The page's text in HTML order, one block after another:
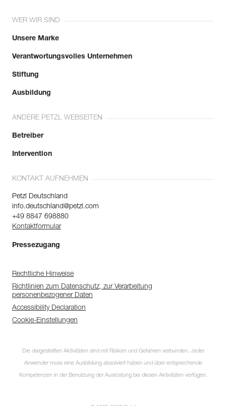
WER WIR SIND
Unsere Marke
Verantwortungsvolles Unternehmen
Stiftung
Ausbildung
ANDERE PETZL WEBSEITEN
Betreiber
Intervention
KONTAKT AUFNEHMEN
Petzl Deutschland
info.deutschland@petzl.com
+49 8847 698880
Kontaktformular
Pressezugang
Rechtliche Hinweise
Richtlinien zum Datenschutz, zur Verarbeitung
personenbezogener Daten
Accessibility Declaration
Cookie-Einstellungen
Die dargestellten Aktivitäten sind mit Risiken und Gefahren verbunden. Jeder
Anwender muss eine Ausbildung absolviert haben und über entsprechende
Kompetenzen in der Benutzung der Ausrüstung bei diesen Aktivitäten verfügen.